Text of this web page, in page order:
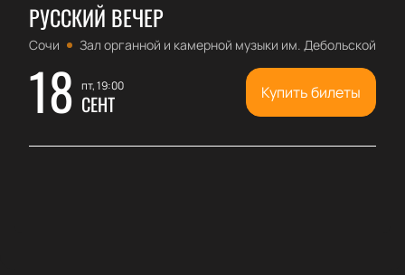
РУССКИЙ ВЕЧЕР
Сочи Зал органной и камерной музыки им. Дебольской
18 пт, 19:00
СЕНТ Купить билеты